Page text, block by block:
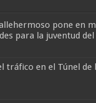
pone en
para la juventud
tráfico en el Túnel de